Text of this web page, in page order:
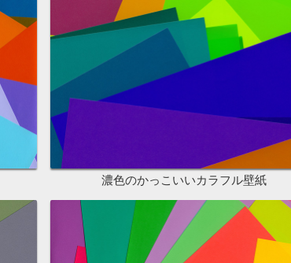
濃色のかっこいいカラフル壁紙